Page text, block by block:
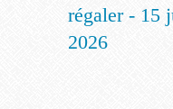
régaler - 15
2026